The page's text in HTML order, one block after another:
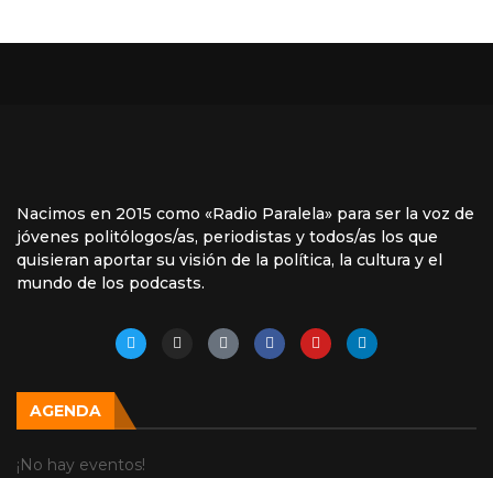
Nacimos en 2015 como «Radio Paralela» para ser la voz de
jóvenes politólogos/as, periodistas y todos/as los que
quisieran aportar su visión de la política, la cultura y el
mundo de los podcasts.
AGENDA
¡No hay eventos!